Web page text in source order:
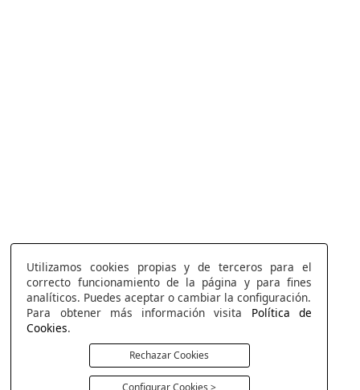
Utilizamos cookies propias y de terceros para el
correcto funcionamiento de la página y para fines
analíticos. Puedes aceptar o cambiar la configuración.
Para obtener más información visita Política de
Cookies.
Rechazar Cookies
Configurar Cookies >